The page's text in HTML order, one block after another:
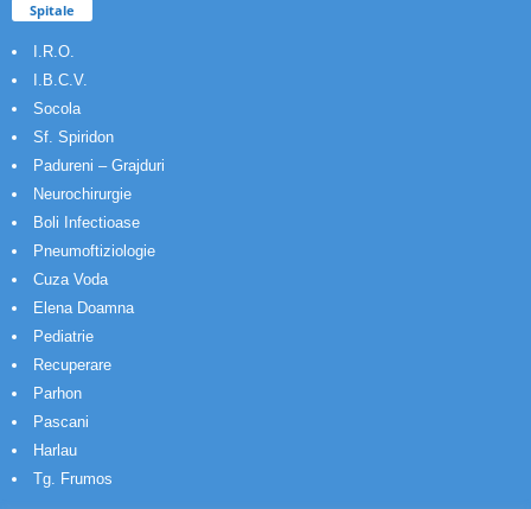
Spitale
I.R.O.
I.B.C.V.
Socola
Sf. Spiridon
Padureni – Grajduri
Neurochirurgie
Boli Infectioase
Pneumoftiziologie
Cuza Voda
Elena Doamna
Pediatrie
Recuperare
Parhon
Pascani
Harlau
Tg. Frumos